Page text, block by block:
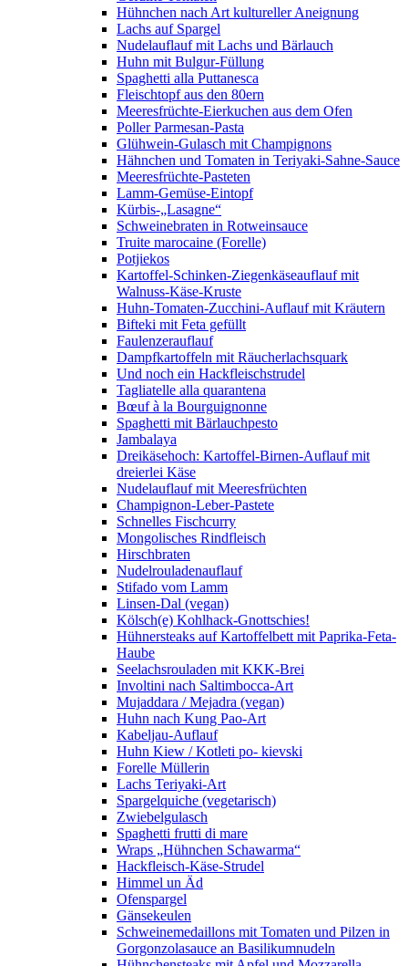
Hühnchen nach Art kultureller Aneignung
Lachs auf Spargel
Nudelauflauf mit Lachs und Bärlauch
Huhn mit Bulgur-Füllung
Spaghetti alla Puttanesca
Fleischtopf aus den 80ern
Meeresfrüchte-Eierkuchen aus dem Ofen
Poller Parmesan-Pasta
Glühwein-Gulasch mit Champignons
Hähnchen und Tomaten in Teriyaki-Sahne-Sauce
Meeresfrüchte-Pasteten
Lamm-Gemüse-Eintopf
Kürbis-„Lasagne“
Schweinebraten in Rotweinsauce
Truite marocaine (Forelle)
Potjiekos
Kartoffel-Schinken-Ziegenkäseauflauf mit
Walnuss-Käse-Kruste
Huhn-Tomaten-Zucchini-Auflauf mit Kräutern
Bifteki mit Feta gefüllt
Faulenzerauflauf
Dampfkartoffeln mit Räucherlachsquark
Und noch ein Hackfleischstrudel
Tagliatelle alla quarantena
Bœuf à la Bourguignonne
Spaghetti mit Bärlauchpesto
Jambalaya
Dreikäsehoch: Kartoffel-Birnen-Auflauf mit
dreierlei Käse
Nudelauflauf mit Meeresfrüchten
Champignon-Leber-Pastete
Schnelles Fischcurry
Mongolisches Rindfleisch
Hirschbraten
Nudelrouladenauflauf
Stifado vom Lamm
Linsen-Dal (vegan)
Kölsch(e) Kohlhack-Gnottschies!
Hühnersteaks auf Kartoffelbett mit Paprika-Feta-
Haube
Seelachsrouladen mit KKK-Brei
Involtini nach Saltimbocca-Art
Mujaddara / Mejadra (vegan)
Huhn nach Kung Pao-Art
Kabeljau-Auflauf
Huhn Kiew / Kotleti po- kievski
Forelle Müllerin
Lachs Teriyaki-Art
Spargelquiche (vegetarisch)
Zwiebelgulasch
Spaghetti frutti di mare
Wraps „Hühnchen Schawarma“
Hackfleisch-Käse-Strudel
Himmel un Äd
Ofenspargel
Gänsekeulen
Schweinemedaillons mit Tomaten und Pilzen in
Gorgonzolasauce an Basilikumnudeln